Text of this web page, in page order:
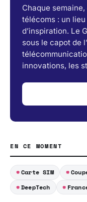
Chaque
télécoms : un
d’inspiration. Le
sous le capot de
innovations, les
EN CE MOMENT
Carte SIM
DeepTech